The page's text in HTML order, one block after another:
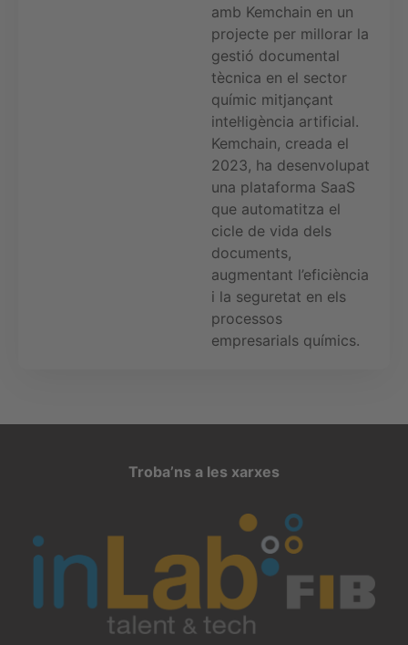
amb Kemchain en un
projecte per millorar la
gestió documental
tècnica en el sector
químic mitjançant
intel·ligència artificial.
Kemchain, creada el
2023, ha desenvolupat
una plataforma SaaS
que automatitza el
cicle de vida dels
documents,
augmentant l’eficiència
i la seguretat en els
processos
empresarials químics.
Troba’ns a les xarxes